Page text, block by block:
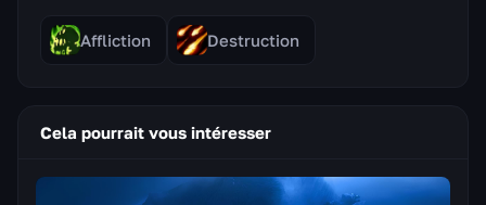
Affliction Destruction
Cela pourrait vous intéresser